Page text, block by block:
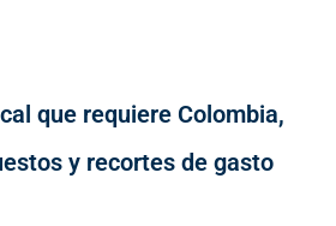
que requiere Colombia,
y recortes de gasto